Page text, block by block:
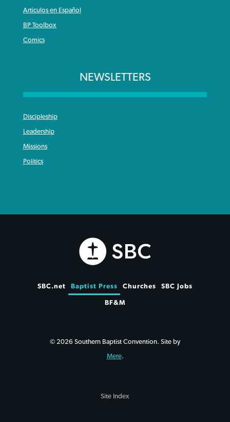
Articulos en Español
BP Toolbox
Comics
NEWSLETTERS
Discipleship
Leadership
Missions
Politics
SBC.net Baptist Press Churches SBC Jobs
BF&M
© 2026 Southern Baptist Convention. Site by
Mere.
Site Index